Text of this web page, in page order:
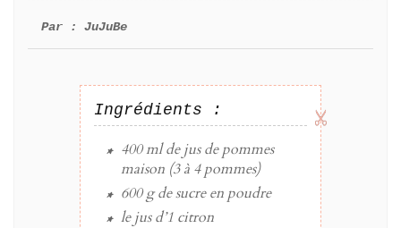
Par : JuJuBe
Ingrédients :
400 mldejus de pommes
maison (3 à 4 pommes)
600 gdesucreen poudre
le jus d’1 citron